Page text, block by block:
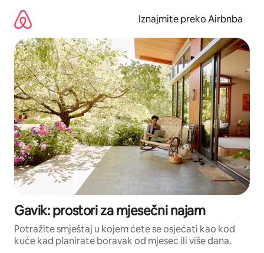
sadržaj
Iznajmite preko Airbnba
Gavik: prostori za mjesečni najam
Potražite smještaj u kojem ćete se osjećati kao kod
kuće kad planirate boravak od mjesec ili više dana.